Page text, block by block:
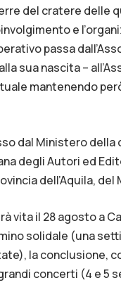
del cratere delle
e
passa
sua nascita –
mantenendo
dal Ministero
degli Autori ed
dell’Aquila,
vita il 28 agosto a
solidale (una
la conclusione,
concerti (4 e 5